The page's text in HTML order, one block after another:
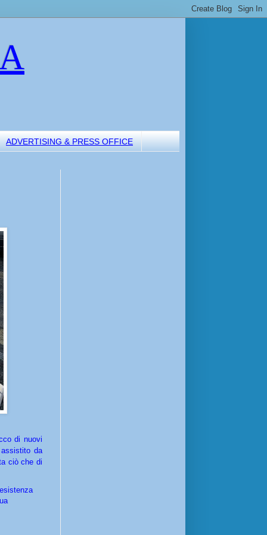
ADVERTISING & PRESS OFFICE
di nuovi
da
ciò che di